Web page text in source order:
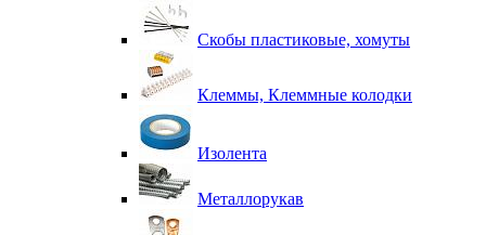
Скобы пластиковые, хомуты
Клеммы, Клеммные колодки
Изолента
Металлорукав